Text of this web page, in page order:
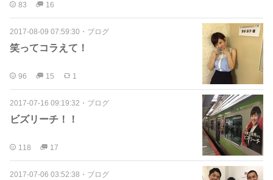
83 16
2017-08-09 07:59:30 ・ ブログ
笑ってコラえて！
96 15 1
2017-07-16 09:19:32 ・ ブログ
ビズリーチ！！
118 17
2017-07-06 03:52:38 ・ ブログ